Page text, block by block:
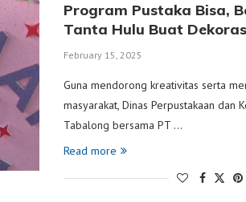
Program Pustaka Bisa,
Tanta Hulu Buat
February 15, 2025
Guna mendorong kreativitas serta
masyarakat, Dinas Perpustakaan dan
Tabalong bersama PT …
Read more